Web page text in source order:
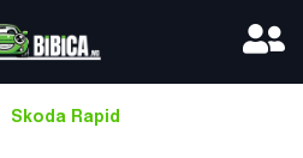
Skoda Rapid